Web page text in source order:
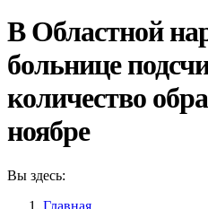
В Областной
больнице
количество
ноябре
Вы здесь:
Главная